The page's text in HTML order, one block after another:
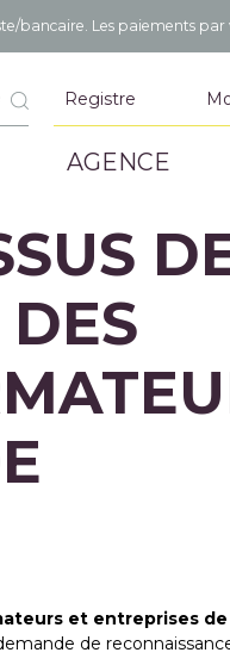
bancaire. Les paiements
Registre
AGENCE
et entreprises
de